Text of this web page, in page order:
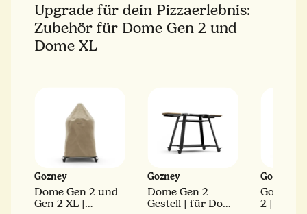
Upgrade für dein Pizzaerlebnis:
Zubehör für Dome Gen 2 und
Dome XL
Gozney
Dome Gen 2 und
Gen 2 XL |
Gozney
Dome Gen 2
Gestell | für Dome
Gozney
Gozney
2 |